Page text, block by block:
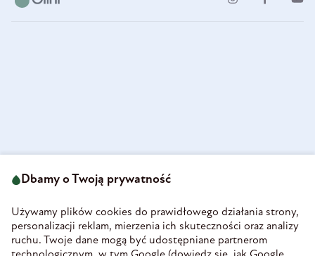
58-160 Świebodzice
REGON 890213034
INFORMACJE
Dbamy o Twoją prywatność
Używamy plików cookies do prawidłowego działania strony,
personalizacji reklam, mierzenia ich skuteczności oraz analizy
ruchu. Twoje dane mogą być udostępniane partnerom